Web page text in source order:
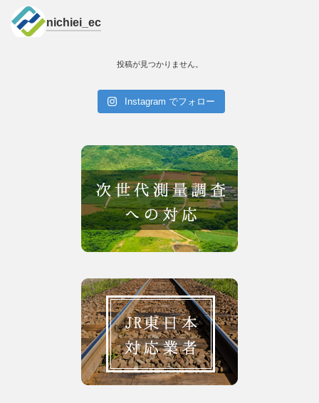
nichiei_ec
投稿が見つかりません。
Instagram でフォロー